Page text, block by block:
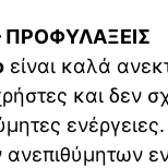
ΠΡΟΦΥΛΑΞΕΙΣ
είναι καλά
και δεν